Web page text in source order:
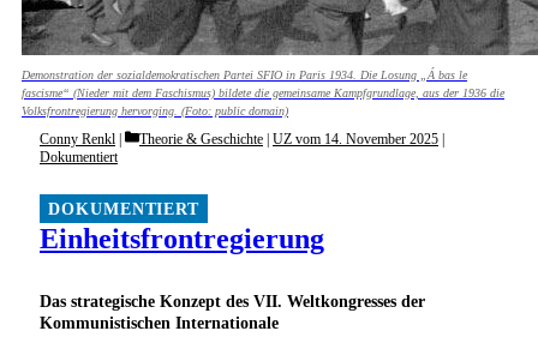
Demonstration der sozialdemokratischen Partei SFIO in Paris 1934. Die Losung „Á bas le
fascisme“ (Nieder mit dem Faschismus) bildete die gemeinsame Kampfgrundlage, aus der 1936 die
Volksfrontregierung hervorging. (Foto: public domain)
Das strategische Konzept des VII. Weltkongresses der
Kommunistischen Internationale
Einheitsfrontregierung
Conny Renkl Categories
Theorie & Geschichte UZ vom 14. November 2025
Dokumentiert